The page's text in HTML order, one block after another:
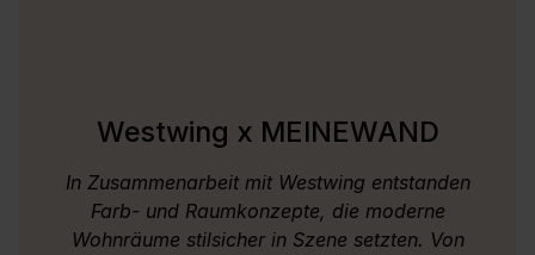
Westwing x MEINEWAND
In Zusammenarbeit mit Westwing entstanden
Farb- und Raumkonzepte, die moderne
Wohnräume stilsicher in Szene setzten. Von